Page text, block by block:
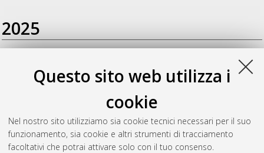
Questo sito web utilizza i
cookie
Nel nostro sito utilizziamo sia cookie tecnici necessari per il suo
funzionamento, sia cookie e altri strumenti di tracciamento
facoltativi che potrai attivare solo con il tuo consenso.
2025
Treatment and nutrients recovery
with Constructed Wetlands: closing the cycle of urban
wastewater and agricultural drainage/runoff - exploration of
novel setups, technologies and application
thesis], Alma Mater Studiorum Università di Bologna.
Dottorato di ricerca inScienze e tecnologie agrarie, ambientali
e alimentari, 37 Ciclo.